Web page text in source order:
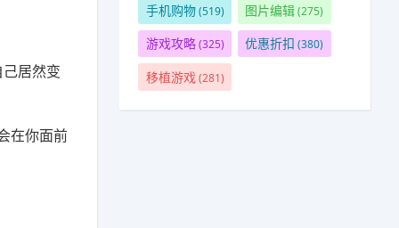
居然变
在你面前
手机购物(519) 图片编辑(275)
游戏攻略(325) 优惠折扣 (380)
移植游戏(281)